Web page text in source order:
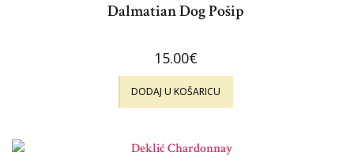
Dalmatian Dog Pošip
15.00€
DODAJ U KOŠARICU